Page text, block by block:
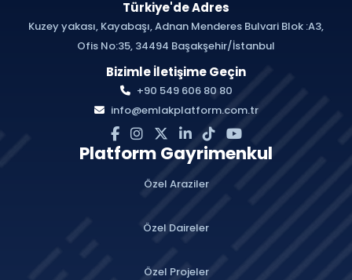
Türkiye'de Adres
Kuzey yakası, Kayabaşı, Adnan Menderes Bulvari Blok :A3,
Ofis No:35, 34494 Başakşehir/İstanbul
Bizimle İletişime Geçin
+90 549 606 80 80
info@emlakplatform.com.tr
Platform Gayrimenkul
Özel Araziler
Özel Daireler
Özel Projeler